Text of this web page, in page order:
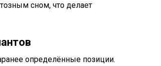
сном, что делает
определённые позиции.